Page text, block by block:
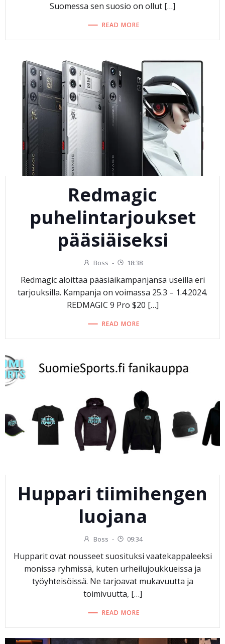
Suomessa sen suosio on ollut […]
READ MORE
Redmagic
puhelintarjoukset
pääsiäiseksi
Boss - 18:38
Redmagic aloittaa pääsiäikampanjansa useilla eri
tarjouksilla. Kampanja on voimassa 25.3 – 1.4.2024.
REDMAGIC 9 Pro $20 […]
READ MORE
Huppari tiimihengen
luojana
Boss - 09:34
Hupparit ovat nousseet suosituksi vaatekappaleeksi
monissa ryhmissä, kuten urheilujoukkueissa ja
työyhteisöissä. Ne tarjoavat mukavuutta ja
toimivuutta, […]
READ MORE